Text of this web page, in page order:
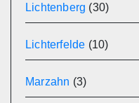
Lichtenberg (30)
Lichterfelde (10)
Marzahn (3)